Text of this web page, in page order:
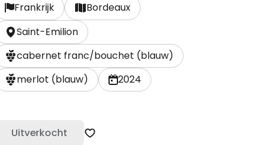
Frankrijk
Bordeaux
Saint-Emilion
cabernet franc/bouchet (blauw)
merlot (blauw)
2024
Uitverkocht Zet op verlanglijst